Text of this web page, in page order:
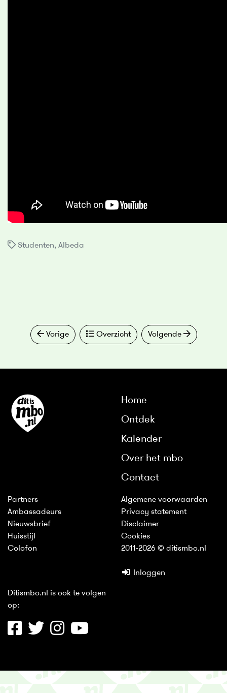
Studenten, Albeda
Vorige Overzicht Volgende
Home
Ontdek
Kalender
Over het mbo
Contact
Partners
Ambassadeurs
Nieuwsbrief
Huisstijl
Colofon
Algemene voorwaarden
Privacy statement
Disclaimer
Cookies
2011-2026 © ditismbo.nl
Inloggen
Ditismbo.nl is ook te volgen
op: